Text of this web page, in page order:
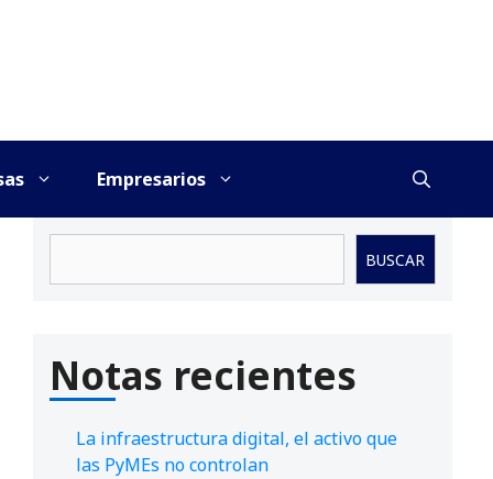
Empresarios
BUSCAR
Notas recientes
La infraestructura digital, el activo que
las PyMEs no controlan